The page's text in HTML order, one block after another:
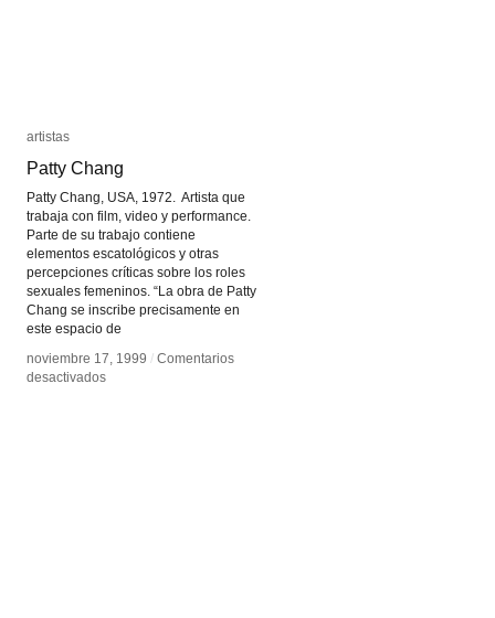
artistas
Patty Chang
Patty Chang, USA, 1972. Artista que
trabaja con film, video y performance.
Parte de su trabajo contiene
elementos escatológicos y otras
percepciones críticas sobre los roles
sexuales femeninos. “La obra de Patty
Chang se inscribe precisamente en
este espacio de
noviembre 17, 1999 / Comentarios
desactivadosen
artistas
Patty Chang
noviembre 17, 1999 / Comentarios
desactivadosen